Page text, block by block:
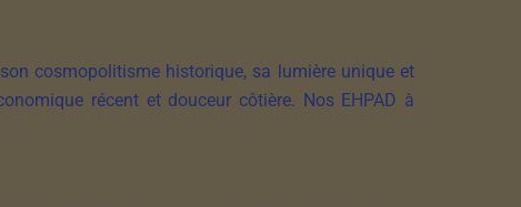
cosmopolitisme historique, sa lumière unique et
récent et douceur côtière. Nos EHPAD à